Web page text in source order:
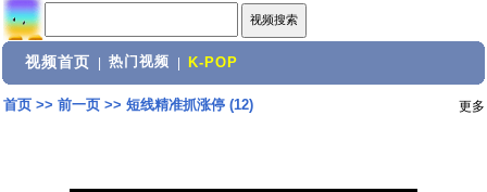
视频首页 热门视频 K-POP
首页>> 前一页>> 短线精准抓涨停 (12) 更多